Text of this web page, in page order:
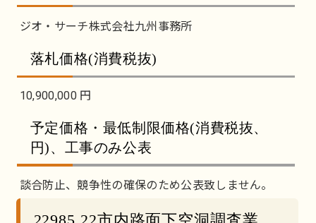
ジオ・サーチ株式会社九州事務所
落札価格(消費税抜)
10,900,000 円
予定価格・最低制限価格(消費税抜、
円)、工事のみ公表
談合防止、競争性の確保のため公表致しません。